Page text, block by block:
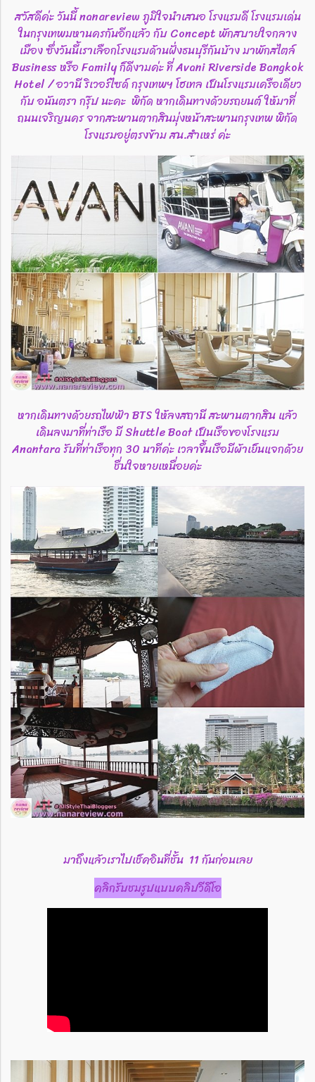
สวัสดีค่ะ วันนี้ nanareview ภูมิใจนำเสนอ โรงแรมดี โรงแรมเด่น
ในกรุงเทพมหานครกันอีกแล้ว กับ Concept พักสบายใจกลาง
เมือง ซึ่งวันนี้เราเลือกโรงแรมด้านฝั่งธนบุรีกันบ้าง มาพักสไตล์
Business หรือ Family ก็ดีงามค่ะ ที่ Avani Riverside Bangkok
Hotel / อวานี ริเวอร์ไซด์ กรุงเทพฯ โฮเทล เป็นโรงแรมเครือเดียว
กับ อนันตรา กรุ๊ป นะคะ พิกัด หากเดินทางด้วยรถยนต์ ให้มาที่
ถนนเจริญนคร จากสะพานตากสินมุ่งหน้าสะพานกรุงเทพ พิกัด
โรงแรมอยู่ตรงข้าม สน.สำเหร่ ค่ะ
หากเดินทางด้วยรถไฟฟ้า BTS ให้ลงสถานี สะพานตากสิน แล้ว
เดินลงมาที่ท่าเรือ มี Shuttle Boat เป็นเรือของโรงแรม
Anantara รับที่ท่าเรือทุก 30 นาทีค่ะ เวลาขึ้นเรือมีผ้าเย็นแจกด้วย
ชื่นใจหายเหนื่อยค่ะ
มาถึงแล้วเราไปเช็คอินที่ชั้น 11 กันก่อนเลย
คลิกรับชมรูปแบบคลิปวีดีโอ